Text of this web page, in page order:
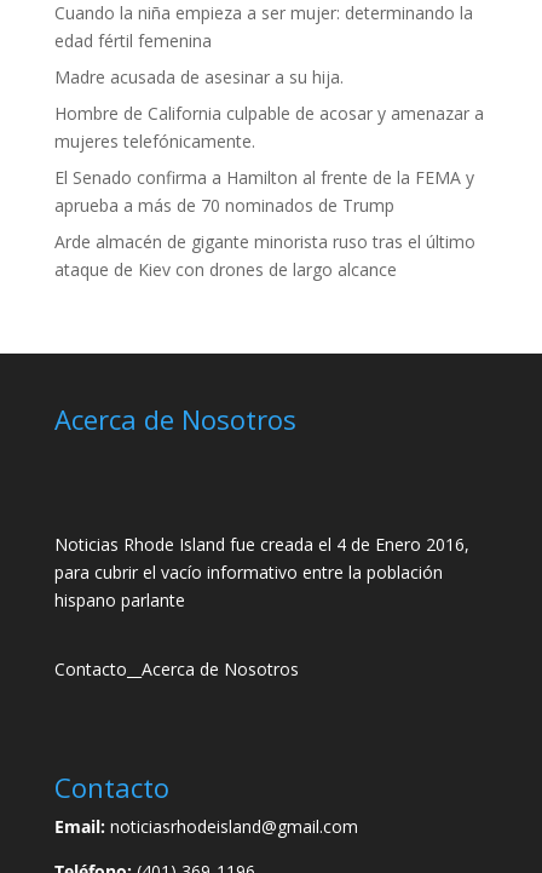
Cuando la niña empieza a ser mujer: determinando la
edad fértil femenina
Madre acusada de asesinar a su hija.
Hombre de California culpable de acosar y amenazar a
mujeres telefónicamente.
El Senado confirma a Hamilton al frente de la FEMA y
aprueba a más de 70 nominados de Trump
Arde almacén de gigante minorista ruso tras el último
ataque de Kiev con drones de largo alcance
Acerca de Nosotros
Noticias Rhode Island fue creada el 4 de Enero 2016,
para cubrir el vacío informativo entre la población
hispano parlante
Contacto Acerca de Nosotros
Contacto
Email:noticiasrhodeisland@gmail.com